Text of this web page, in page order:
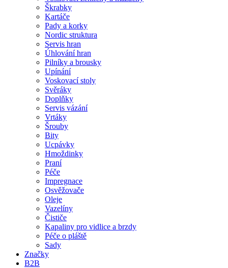
Škrabky
Kartáče
Pady a korky
Nordic struktura
Servis hran
Úhlování hran
Pilníky a brousky
Upínání
Voskovací stoly
Svěráky
Doplňky
Servis vázání
Vrtáky
Šrouby
Bity
Ucpávky
Hmoždinky
Praní
Péče
Impregnace
Osvěžovače
Oleje
Vazelíny
Čističe
Kapaliny pro vidlice a brzdy
Péče o pláště
Sady
Značky
B2B